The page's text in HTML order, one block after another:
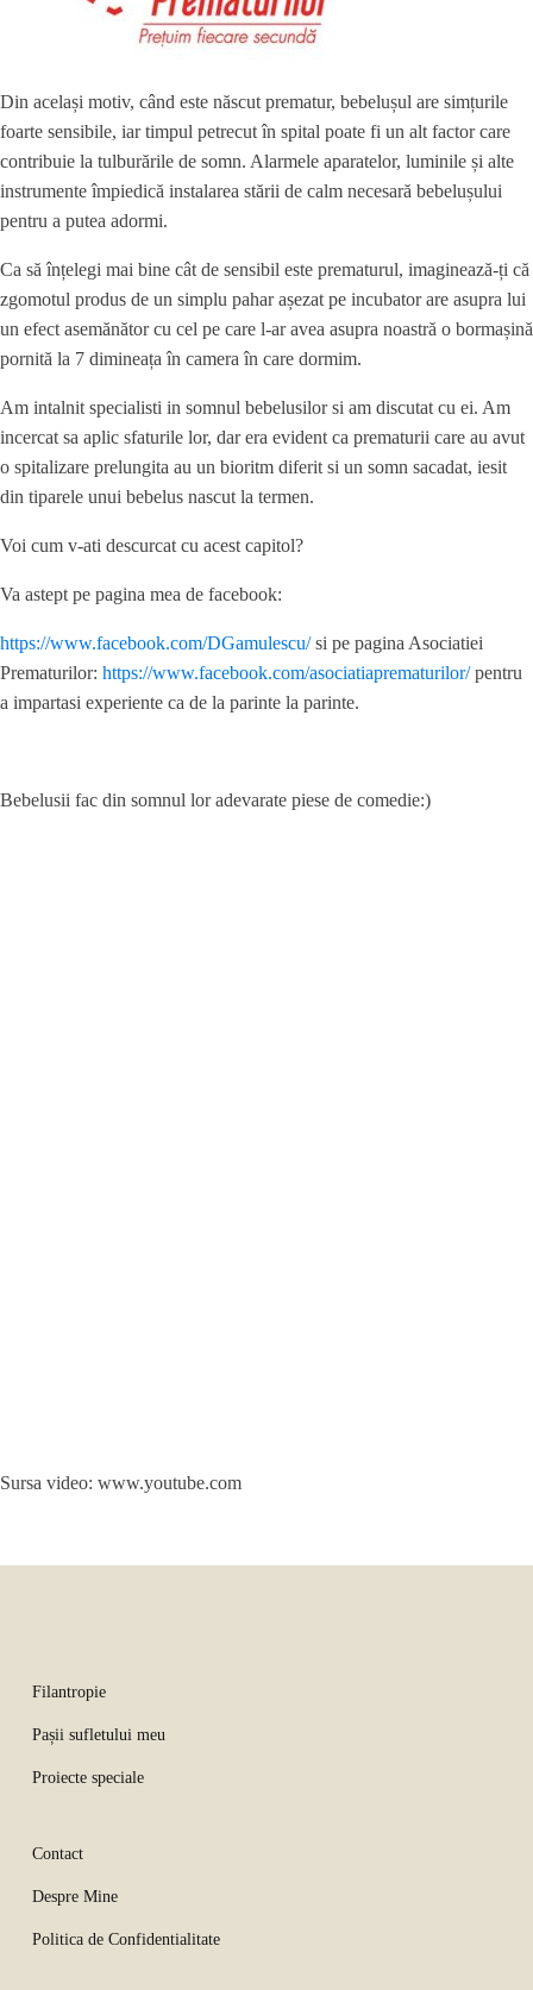
Din același motiv, când este născut prematur, bebelușul are simțurile
foarte sensibile, iar timpul petrecut în spital poate fi un alt factor care
contribuie la tulburările de somn. Alarmele aparatelor, luminile și alte
instrumente împiedică instalarea stării de calm necesară bebelușului
pentru a putea adormi.
Ca să înțelegi mai bine cât de sensibil este prematurul, imaginează-ți că
zgomotul produs de un simplu pahar așezat pe incubator are asupra lui
un efect asemănător cu cel pe care l-ar avea asupra noastră o bormașină
pornită la 7 dimineața în camera în care dormim.
Am intalnit specialisti in somnul bebelusilor si am discutat cu ei. Am
incercat sa aplic sfaturile lor, dar era evident ca prematurii care au avut
o spitalizare prelungita au un bioritm diferit si un somn sacadat, iesit
din tiparele unui bebelus nascut la termen.
Voi cum v-ati descurcat cu acest capitol?
Va astept pe pagina mea de facebook:
https://www.facebook.com/DGamulescu/si pe pagina Asociatiei
Prematurilor: https://www.facebook.com/asociatiaprematurilor/pentru
a impartasi experiente ca de la parinte la parinte.
Bebelusii fac din somnul lor adevarate piese de comedie:)
Sursa video: www.youtube.com
Filantropie
Pașii sufletului meu
Proiecte speciale
Contact
Despre Mine
Politica de Confidentialitate